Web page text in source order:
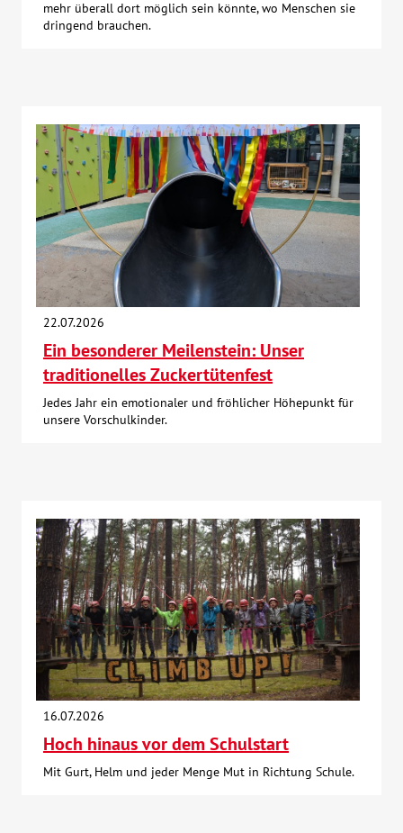
mehr überall dort möglich sein könnte, wo Menschen sie
dringend brauchen.
22.07.2026
Ein besonderer Meilenstein: Unser
traditionelles Zuckertütenfest
Jedes Jahr ein emotionaler und fröhlicher Höhepunkt für
unsere Vorschulkinder.
16.07.2026
Hoch hinaus vor dem Schulstart
Mit Gurt, Helm und jeder Menge Mut in Richtung Schule.